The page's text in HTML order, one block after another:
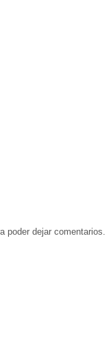
poder dejar comentarios.